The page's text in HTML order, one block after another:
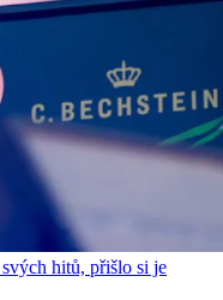
hitů, přišlo si je